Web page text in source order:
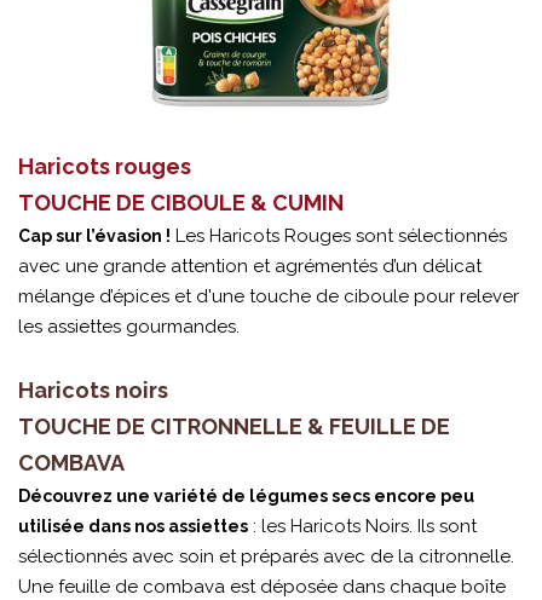
Haricots rouges
TOUCHE DE CIBOULE & CUMIN
Cap sur l’évasion ! Les Haricots Rouges sont sélectionnés
avec une grande attention et agrémentés d’un délicat
mélange d’épices et d'une touche de ciboule pour relever
les assiettes gourmandes.
Haricots noirs
TOUCHE DE CITRONNELLE & FEUILLE DE
COMBAVA
Découvrez une variété de légumes secs encore peu
utilisée dans nos assiettes : les Haricots Noirs. Ils sont
sélectionnés avec soin et préparés avec de la citronnelle.
Une feuille de combava est déposée dans chaque boîte